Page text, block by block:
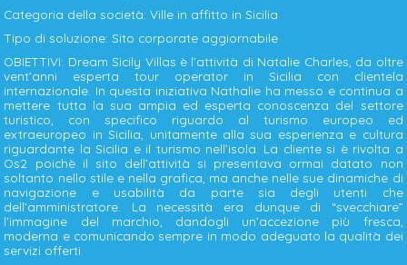
Categoria della società: Ville in affitto in Sicilia
Tipo di soluzione: Sito corporate aggiornabile
OBIETTIVI: Dream Sicily Villas è l’attività di Natalie Charles, da oltre
vent’anni esperta tour operator in Sicilia con clientela
internazionale. In questa iniziativa Nathalie ha messo e continua a
mettere tutta la sua ampia ed esperta conoscenza del settore
turistico, con specifico riguardo al turismo europeo ed
extraeuropeo in Sicilia, unitamente alla sua esperienza e cultura
riguardante la Sicilia e il turismo nell’isola. La cliente si è rivolta a
Os2 poichè il sito dell’attività si presentava ormai datato non
soltanto nello stile e nella grafica, ma anche nelle sue dinamiche di
navigazione e usabilità da parte sia degli utenti che
dell’amministratore. La necessità era dunque di “svecchiare”
l’immagine del marchio, dandogli un’accezione più fresca,
moderna e comunicando sempre in modo adeguato la qualità dei
servizi offerti.